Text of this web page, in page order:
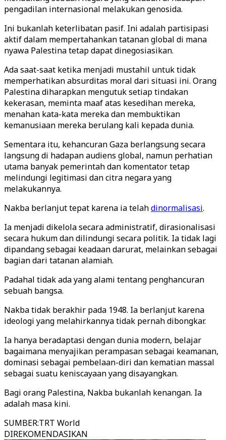
pengadilan internasional melakukan genosida.
Ini bukanlah keterlibatan pasif. Ini adalah partisipasi
aktif dalam mempertahankan tatanan global di mana
nyawa Palestina tetap dapat dinegosiasikan.
Ada saat-saat ketika menjadi mustahil untuk tidak
memperhatikan absurditas moral dari situasi ini. Orang
Palestina diharapkan mengutuk setiap tindakan
kekerasan, meminta maaf atas kesedihan mereka,
menahan kata-kata mereka dan membuktikan
kemanusiaan mereka berulang kali kepada dunia.
Sementara itu, kehancuran Gaza berlangsung secara
langsung di hadapan audiens global, namun perhatian
utama banyak pemerintah dan komentator tetap
melindungi legitimasi dan citra negara yang
melakukannya.
Nakba berlanjut tepat karena ia telahdinormalisasi.
Ia menjadi dikelola secara administratif, dirasionalisasi
secara hukum dan dilindungi secara politik. Ia tidak lagi
dipandang sebagai keadaan darurat, melainkan sebagai
bagian dari tatanan alamiah.
Padahal tidak ada yang alami tentang penghancuran
sebuah bangsa.
Nakba tidak berakhir pada 1948. Ia berlanjut karena
ideologi yang melahirkannya tidak pernah dibongkar.
Ia hanya beradaptasi dengan dunia modern, belajar
bagaimana menyajikan perampasan sebagai keamanan,
dominasi sebagai pembelaan-diri dan kematian massal
sebagai suatu keniscayaan yang disayangkan.
Bagi orang Palestina, Nakba bukanlah kenangan. Ia
adalah masa kini.
SUMBER:TRT World
DIREKOMENDASIKAN